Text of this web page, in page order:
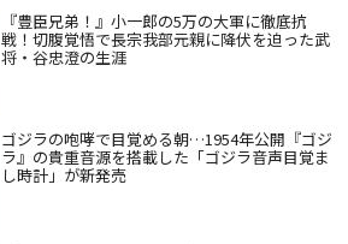
『豊臣兄弟！』小一郎の5万の大軍に徹底抗
戦！切腹覚悟で長宗我部元親に降伏を迫った武
将・谷忠澄の生涯
ゴジラの咆哮で目覚める朝…1954年公開『ゴジ
ラ』の貴重音源を搭載した「ゴジラ音声目覚ま
し時計」が新発売